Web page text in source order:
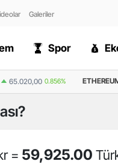
Galeriler
Spor
65.020,00 0.856%
= 59,925.00